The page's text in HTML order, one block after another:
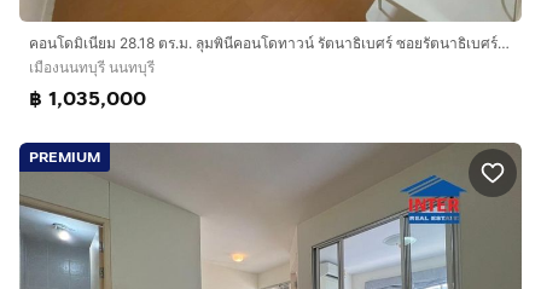
คอนโดมิเนียม 28.18 ตร.ม. ลุมพินีคอนโดทาวน์ รัตนาธิเบศร์ ซอยรัตนาธิเบศร์26 ถนนรัตนาธิเบศร์ ถนนหมายเลข302 เมืองนนทบุรี นนทบุรี
เมืองนนทบุรี นนทบุรี
฿ 1,035,000
PREMIUM